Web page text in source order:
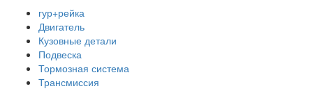
гур+рейка
Двигатель
Кузовные детали
Подвеска
Тормозная система
Трансмиссия